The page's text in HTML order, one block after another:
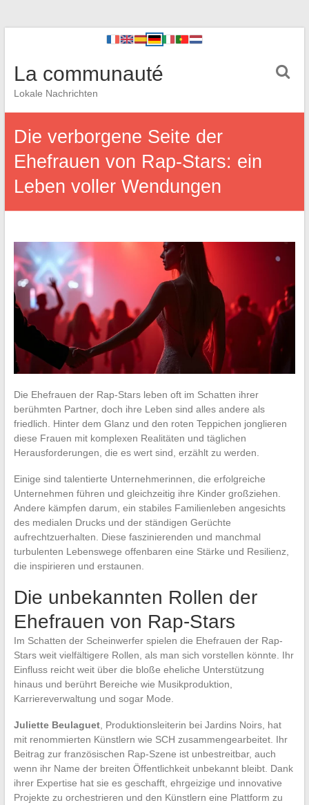
La communauté
Lokale Nachrichten
Die verborgene Seite der
Ehefrauen von Rap-Stars: ein
Leben voller Wendungen
Die Ehefrauen der Rap-Stars leben oft im Schatten ihrer
berühmten Partner, doch ihre Leben sind alles andere als
friedlich. Hinter dem Glanz und den roten Teppichen jonglieren
diese Frauen mit komplexen Realitäten und täglichen
Herausforderungen, die es wert sind, erzählt zu werden.
Einige sind talentierte Unternehmerinnen, die erfolgreiche
Unternehmen führen und gleichzeitig ihre Kinder großziehen.
Andere kämpfen darum, ein stabiles Familienleben angesichts
des medialen Drucks und der ständigen Gerüchte
aufrechtzuerhalten. Diese faszinierenden und manchmal
turbulenten Lebenswege offenbaren eine Stärke und Resilienz,
die inspirieren und erstaunen.
Die unbekannten Rollen der
Ehefrauen von Rap-Stars
Im Schatten der Scheinwerfer spielen die Ehefrauen der Rap-
Stars weit vielfältigere Rollen, als man sich vorstellen könnte. Ihr
Einfluss reicht weit über die bloße eheliche Unterstützung
hinaus und berührt Bereiche wie Musikproduktion,
Karriereverwaltung und sogar Mode.
Juliette Beulaguet, Produktionsleiterin bei Jardins Noirs, hat
mit renommierten Künstlern wie SCH zusammengearbeitet. Ihr
Beitrag zur französischen Rap-Szene ist unbestreitbar, auch
wenn ihr Name der breiten Öffentlichkeit unbekannt bleibt. Dank
ihrer Expertise hat sie es geschafft, ehrgeizige und innovative
Projekte zu orchestrieren und den Künstlern eine Plattform zu